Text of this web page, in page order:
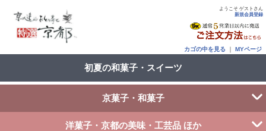
ようこそ ゲストさん
新規会員登録
カゴの中を見る ｜ MYページ
初夏の和菓子・スイーツ
京菓子・和菓子
洋菓子・京都の美味・工芸品 ほか